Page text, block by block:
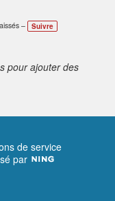
–
Suivre
pour ajouter des
de service
par